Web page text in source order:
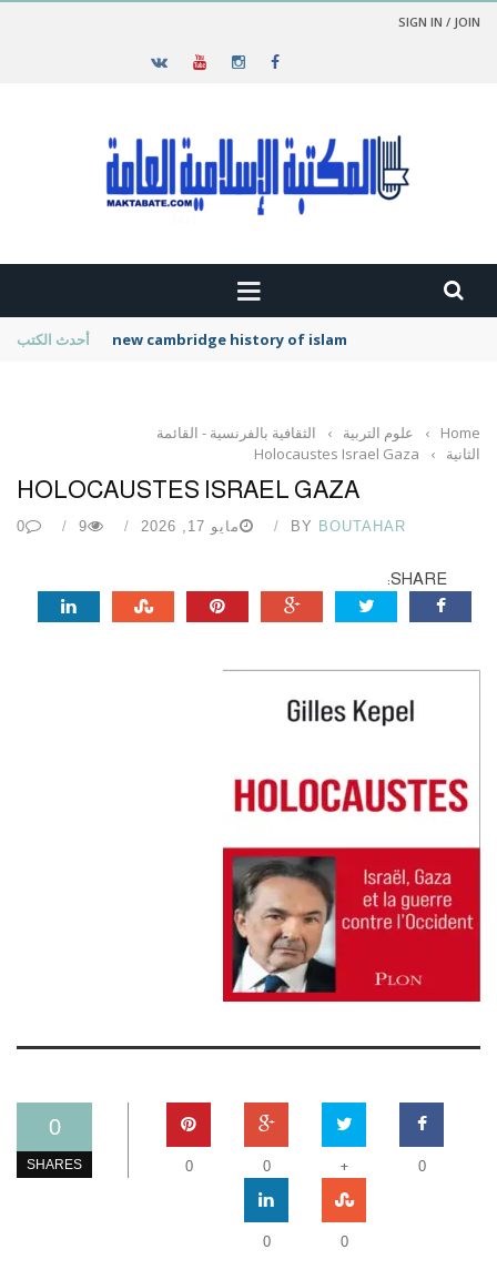
SIGN IN / JOIN
أحدث الكتب new cambridge history of islam
Home
› علوم التربية ›
الثقافية بالفرنسية - القائمة
الثانية
›
Holocaustes Israel Gaza
HOLOCAUSTES ISRAEL GAZA
BY BOUTAHAR مايو 17, 2026 9
0
SHARE:
0
SHARES 0
+
0
0
0
0